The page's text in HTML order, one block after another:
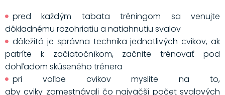
pred každým tabata tréningom sa venujte
dôkladnému rozohriatiu a natiahnutiu svalov
dôležitá je správna technika jednotlivých cvikov, ak
patríte k začiatočníkom, začnite trénovať pod
dohľadom skúseného trénera
pri voľbe cvikov myslite na to,
aby cviky zamestnávali čo najväčší počet svalových